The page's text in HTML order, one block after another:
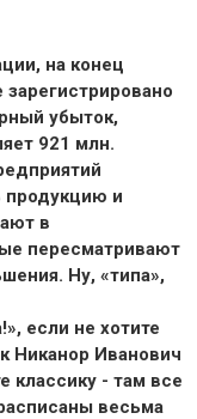
на конец
убыток,
921 млн.
продукцию и
в
пересматривают
Ну, «типа»,
если не хотите
Никанор Иванович
классику - там все
весьма